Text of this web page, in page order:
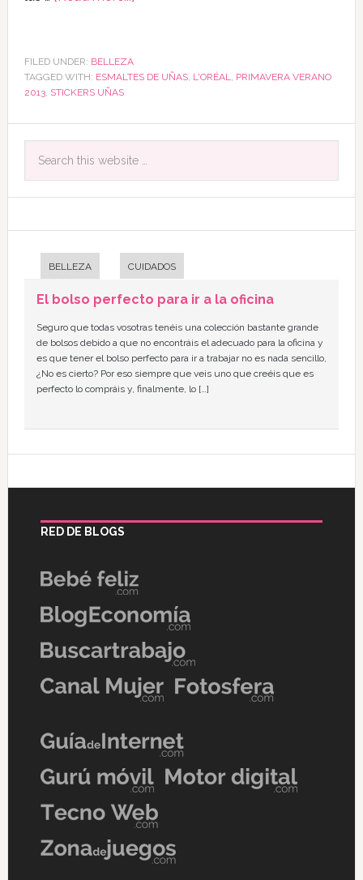
FILED UNDER: BELLEZA
TAGGED WITH: ESMALTES DE UÑAS, L'ORÉAL, PRIMAVERA VERANO
2013, STICKERS UÑAS
BELLEZA CUIDADOS
El bolso perfecto para ir a la oficina
Seguro que todas vosotras tenéis una colección bastante grande
de bolsos debido a que no encontráis el adecuado para la oficina y
es que tener el bolso perfecto para ir a trabajar no es nada sencillo,
¿No es cierto? Por eso siempre que veis uno que creéis que es
perfecto lo compráis y, finalmente, lo […]
RED DE BLOGS